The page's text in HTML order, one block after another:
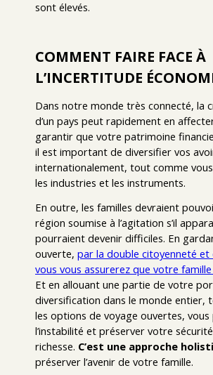
sont élevés.
COMMENT FAIRE FACE À
L’INCERTITUDE
Dans notre monde très connecté, la
d’un pays peut rapidement en
garantir que votre patrimoine
il est important de diversifier vos
internationalement, tout comme
les industries et les instruments.
En outre, les familles devraient
région soumise à l’agitation s’il
pourraient devenir difficiles. En
ouverte, par la double citoyenneté et
vous vous assurerez que votre
Et en allouant une partie de votre
diversification dans le monde entier,
les options de voyage ouvertes,
l’instabilité et préserver votre
richesse. C’est une approche
préserver l’avenir de votre famille.